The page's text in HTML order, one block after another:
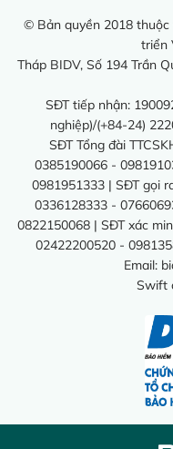
© Bản quyền 2018
triển
Tháp BIDV, Số 194 Trần
SĐT tiếp nhận:
nghiệp)/(+84-24)
SĐT Tổng đài
0385190066 -
0981951333 | SĐT gọi
0336128333 -
0822150068 | SĐT xác
02422200520 -
Email:
Swift